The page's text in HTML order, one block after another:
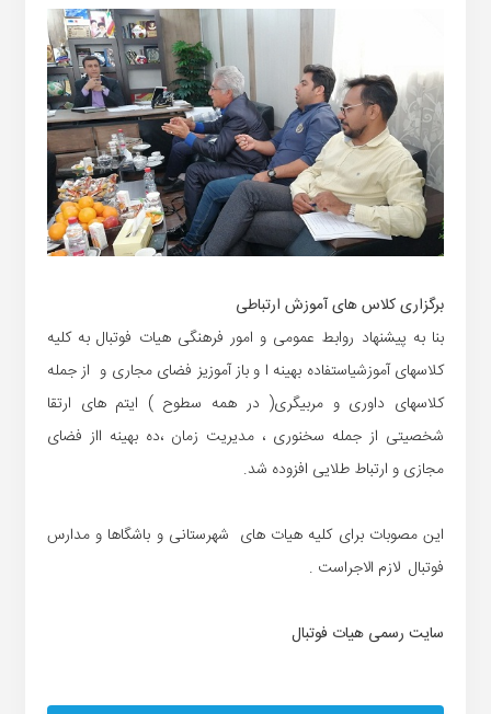
برگزاری کلاس های آموزش ارتباطی
بنا به پیشنهاد روابط عمومی و امور فرهنگی هیات فوتبال به کلیه
کلاسهای آموزشیاستفاده بهینه ا و باز آموزیز فضای مجاری و از جمله
کلاسهای داوری و مربیگری( در همه سطوح ) ایتم های ارتقا
شخصیتی از جمله سخنوری ، مدیریت زمان ،ده بهینه ااز فضای
مجازی و ارتباط طلایی افزوده شد.
این مصوبات برای کلیه هیات های شهرستانی و باشگاها و مدارس
فوتبال لازم الاجراست .
سایت رسمی هیات فوتبال